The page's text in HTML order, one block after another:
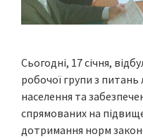
Сьогодні, 17 січня,
робочої групи з питань
населення та
спрямованих на
дотримання норм